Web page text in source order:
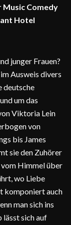
Music Comedy
Hotel
junger Frauen?
Ausweis divers
deutsche
um das
Viktoria Lein
von
bis James
sie den Zuhörer
Himmel über
wo Liebe
komponiert auch
man sich ins
lässt sich auf